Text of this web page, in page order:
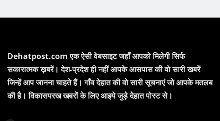
Dehatpost.com एक ऐसी वेबसाइट जहाँ आपको मिलेगी सिर्फ
सकारात्मक ख़बरें। देश-प्रदेश ही नहीं आपके आसपास की वो सारी खबरें
जिन्हें आप जानना चाहते हैं। गाँव देहात की वो सारी सूचनाएं जो आपके मतलब
की है। विकासपरख खबरों के लिए आइये जुड़े देहात पोस्ट से।